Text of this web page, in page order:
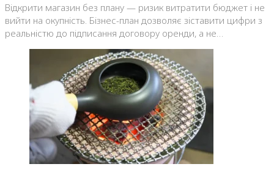
Відкрити магазин без плану — ризик витратити бюджет і не
вийти на окупність. Бізнес-план дозволяє зіставити цифри з
реальністю до підписання договору оренди, а не…